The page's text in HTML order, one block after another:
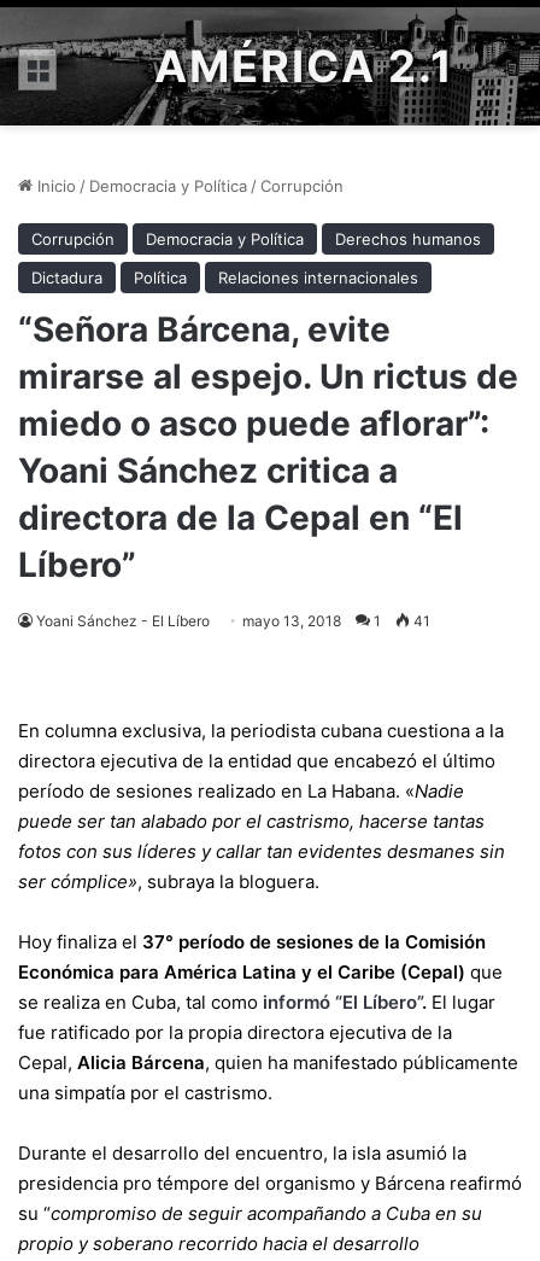
Menú AMÉRICA 2.1
Inicio / Democracia y Política /Corrupción
Corrupción Democracia y Política
Derechos humanos
Dictadura
Política Relaciones internacionales
“Señora Bárcena, evite
mirarse al espejo. Un rictus de
miedo o asco puede aflorar”:
Yoani Sánchez critica a
directora de la Cepal en “El
Líbero”
Yoani Sánchez - El Líbero mayo 13, 2018 1 41
En columna exclusiva, la periodista cubana cuestiona a la
directora ejecutiva de la entidad que encabezó el último
período de sesiones realizado en La Habana. «Nadie
puede ser tan alabado por el castrismo, hacerse tantas
fotos con sus líderes y callar tan evidentes desmanes sin
ser cómplice», subraya la bloguera.
Hoy finaliza el 37° período de sesiones de la Comisión
Económica para América Latina y el Caribe (Cepal) que
se realiza en Cuba, tal como informó “El Líbero”. El lugar
fue ratificado por la propia directora ejecutiva de la
Cepal, Alicia Bárcena, quien ha manifestado públicamente
una simpatía por el castrismo.
Durante el desarrollo del encuentro, la isla asumió la
presidencia pro témpore del organismo y Bárcena reafirmó
su “compromiso de seguir acompañando a Cuba en su
propio y soberano recorrido hacia el desarrollo